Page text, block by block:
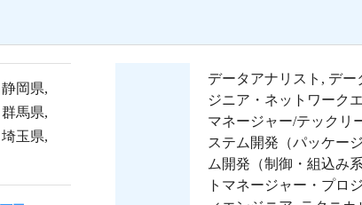
静岡県,
群馬県,
埼玉県,
データアナリスト , デー
ジニア・ネットワーク
マネージャー/テックリ
ステム開発（パッケー
ム開発（制御・組込み系
トマネージャー・プロ